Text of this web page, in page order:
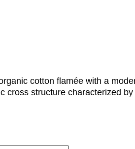
cotton flamée with a
cross structure characterized